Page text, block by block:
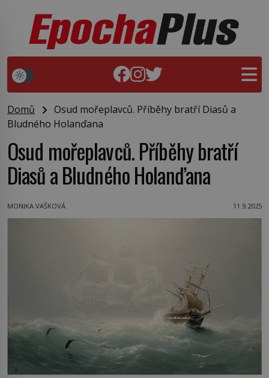
Domů
Osud mořeplavců. Příběhy bratří Diasů a
Bludného Holanďana
Osud mořeplavců. Příběhy bratří
Diasů a Bludného Holanďana
MONIKA VAŠKOVÁ 11.9.2025